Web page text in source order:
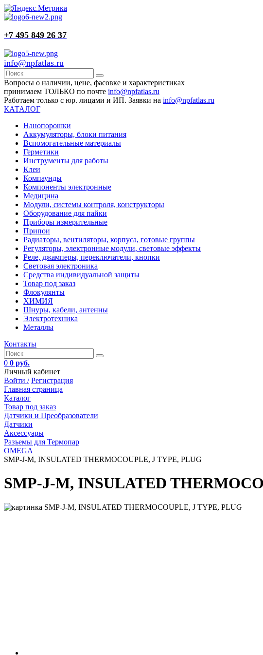
+7 495 849 26 37
info@npfatlas.ru
Вопросы о наличии, цене, фасовке и характеристиках
принимаем ТОЛЬКО по почте info@npfatlas.ru
Работаем только с юр. лицами и ИП. Заявки на info@npfatlas.ru
КАТАЛОГ
Нанопорошки
Аккумуляторы, блоки питания
Вспомогательные материалы
Герметики
Инструменты для работы
Клеи
Компаунды
Компоненты электронные
Медицина
Модули, системы контроля, конструкторы
Оборудование для пайки
Приборы измерительные
Припои
Радиаторы, вентиляторы, корпуса, готовые группы
Регуляторы, электронные модули, световые эффекты
Реле, джамперы, переключатели, кнопки
Световая электроника
Средства индивидуальной защиты
Товар под заказ
Флокулянты
ХИМИЯ
Шнуры, кабели, антенны
Электротехника
Металлы
Контакты
0 0 руб.
Личный кабинет
Войти / Регистрация
Главная страница
Каталог
Товар под заказ
Датчики и Преобразователи
Датчики
Аксессуары
Разъемы для Термопар
OMEGA
SMP-J-M, INSULATED THERMOCOUPLE, J TYPE, PLUG
SMP-J-M, INSULATED